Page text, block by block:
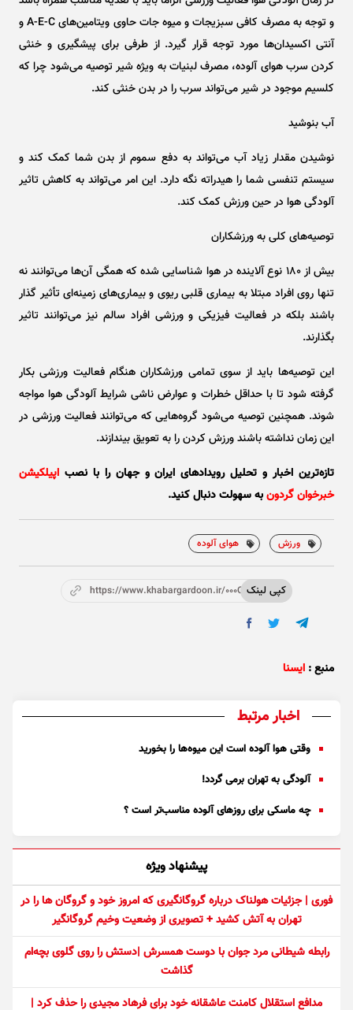
و توجه به مصرف کافی سبزیجات و میوه جات حاوی ویتامین‌های A-E-C و
آنتی اکسیدان‌ها مورد توجه قرار گیرد. از طرفی برای پیشگیری و خنثی
کردن سرب هوای آلوده، مصرف لبنیات به ویژه شیر توصیه می‌شود چرا که
کلسیم موجود در شیر می‌تواند سرب را در بدن خنثی کند.
آب بنوشید
نوشیدن مقدار زیاد آب می‌تواند به دفع سموم از بدن شما کمک کند و
سیستم تنفسی شما را هیدراته نگه دارد. این امر می‌تواند به کاهش تاثیر
آلودگی هوا در حین ورزش کمک کند.
توصیه‌های کلی به ورزشکاران
بیش از ۱۸۰ نوع آلاینده در هوا شناسایی شده که همگی آن‌ها می‌توانند نه
تنها روی افراد مبتلا به بیماری قلبی ریوی و بیماری‌های زمینه‌ای تأثیر گذار
باشند بلکه در فعالیت فیزیکی و ورزشی افراد سالم نیز می‌توانند تاثیر
بگذارند.
این توصیه‌ها باید از سوی تمامی ورزشکاران هنگام فعالیت ورزشی بکار
گرفته شود تا با حداقل خطرات و عوارض ناشی شرایط آلودگی هوا مواجه
شوند. همچنین توصیه می‌شود گروه‌هایی که می‌توانند فعالیت ورزشی در
این زمان نداشته باشند ورزش کردن را به تعویق بیندازند.
تازه‌ترین اخبار و تحلیل‌ رویدادهای ایران و جهان را با نصب اپیلکیشن
خبرخوان گردونبه سهولت دنبال کنید.
ورزش هوای آلوده
کپی لینکhttps://www.khabargardoon.ir/000Omd
منبع : ایسنا
اخبار مرتبط
وقتی هوا آلوده است این میوه‌ها را بخورید
آلودگی به تهران برمی گردد!
چه ماسکی برای روزهای آلوده مناسب‌تر است ؟
پیشنهاد ویژه
فوری | جزئیات هولناک درباره گروگانگیری که امروز خود و گروگان ها را در
تهران به آتش کشید + تصویری از وضعیت وخیم گروگانگیر
رابطه شیطانی مرد جوان با دوست همسرش |دستش را روی گلوی بچه‌ام
گذاشت
مدافع استقلال کامنت عاشقانه خود برای فرهاد مجیدی را حذف کرد |